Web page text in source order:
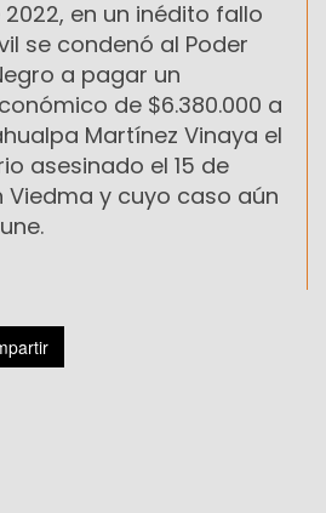
en un inédito fallo
se condenó al Poder
a pagar un
de $6.380.000 a
Martínez Vinaya el
asesinado el 15 de
Viedma y cuyo caso aún